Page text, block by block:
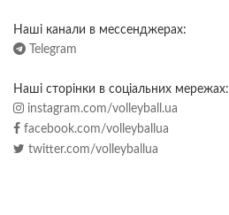
Наші канали в мессенджерах:
Telegram
Наші сторінки в соціальних мережах:
instagram.com/volleyball.ua
facebook.com/volleyballua
twitter.com/volleyballua